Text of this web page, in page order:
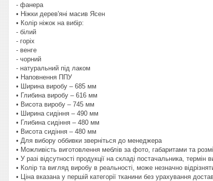
- фанера
• Ніжки дерев'яні масив Ясен
• Колір ніжок на вибір:
- білий
- горіх
- венге
- чорний
- натуральний під лаком
• Наповнення ППУ
• Ширина виробу – 685 мм
• Глибина виробу – 616 мм
• Висота виробу – 745 мм
• Ширина сидіння – 490 мм
• Глибина сидіння – 480 мм
• Висота сидіння – 480 мм
• Для вибору оббивки зверніться до менеджера
• Можливість виготовлення меблів за фото, габаритами та
• У разі відсутності продукції на складі постачальника,
• Колір та вигляд виробу в реальності, може незначно
• Ціна вказана у першій категорії тканини без урахування